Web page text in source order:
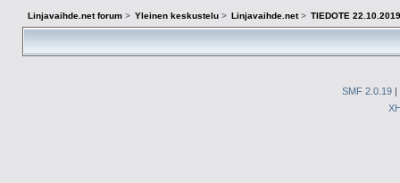
Linjavaihde.net forum> Yleinen keskustelu > Linjavaihde.net> TIEDOTE
SMF 2.0.19 |